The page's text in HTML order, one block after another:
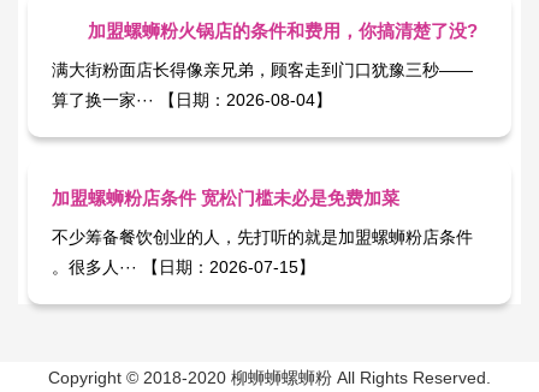
加盟螺蛳粉火锅店的条件和费用，你搞清楚了没?
满大街粉面店长得像亲兄弟，顾客走到门口犹豫三秒——
算了换一家··· 【日期：2026-08-04】
加盟螺蛳粉店条件 宽松门槛未必是免费加菜
不少筹备餐饮创业的人，先打听的就是加盟螺蛳粉店条件​
。很多人··· 【日期：2026-07-15】
Copyright © 2018-2020 柳蛳蛳螺蛳粉 All Rights Reserved.